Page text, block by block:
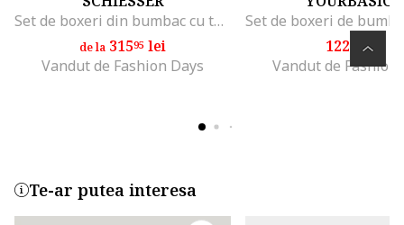
Set de boxeri din bumbac cu talie elastica - 4 perechi
de la 31595 lei
Vandut de Fashion Days
122
lei
Vandut de Fashion
Te-ar putea interesa